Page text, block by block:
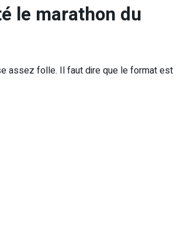
le marathon du
assez folle. Il faut dire que le format est